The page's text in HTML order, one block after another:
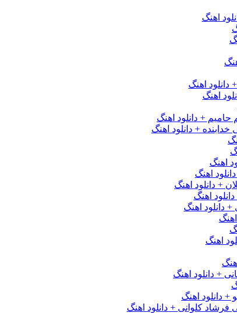
اهنگ
اهنگ
اهنگ
حامیم + دانلود اهنگ
+ دانلود اهنگ
اهنگ
اهنگ
+ دانلود اهنگ
اهنگ
دانلود اهنگ
اهنگ
+ دانلود اهنگ
دانلود اهنگ
کلوانی + دانلود اهنگ